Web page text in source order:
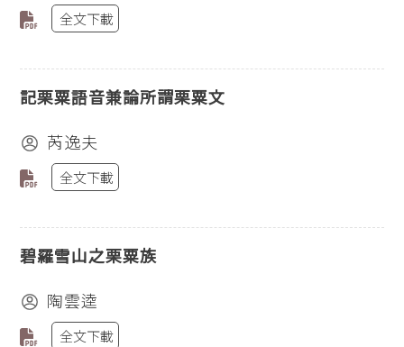
全文下載
記栗粟語音兼論所謂栗粟文
芮逸夫
全文下載
碧羅雪山之栗粟族
陶雲逵
全文下載